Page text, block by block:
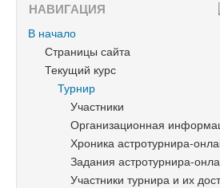
НАВИГАЦИЯ
В начало
Страницы сайта
Текущий курс
Турнир
Участники
Организационная
Хроника астротурнира-
Задания астротурнира-
Участники турнира и их